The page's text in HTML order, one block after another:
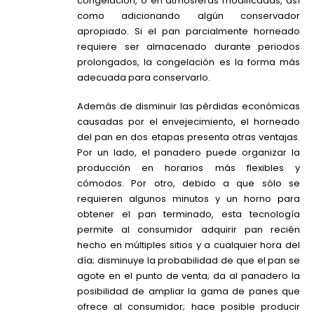
como adicionando algún conservador
apropiado. Si el pan parcialmente horneado
requiere ser almacenado durante periodos
prolongados, la congelación es la forma más
adecuada para conservarlo.
Además de disminuir las pérdidas económicas
causadas por el envejecimiento, el horneado
del pan en dos etapas presenta otras ventajas.
Por un lado, el panadero puede organizar la
producción en horarios más flexibles y
cómodos. Por otro, debido a que sólo se
requieren algunos minutos y un horno para
obtener el pan terminado, esta tecnología
permite al consumidor adquirir pan recién
hecho en múltiples sitios y a cualquier hora del
día; disminuye la probabilidad de que el pan se
agote en el punto de venta; da al panadero la
posibilidad de ampliar la gama de panes que
ofrece al consumidor; hace posible producir